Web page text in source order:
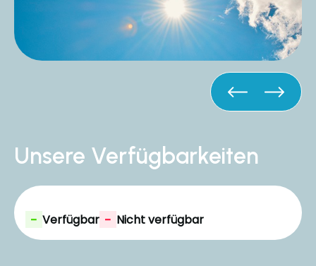
Unsere Verfügbarkeiten
- Verfügbar - Nicht verfügbar